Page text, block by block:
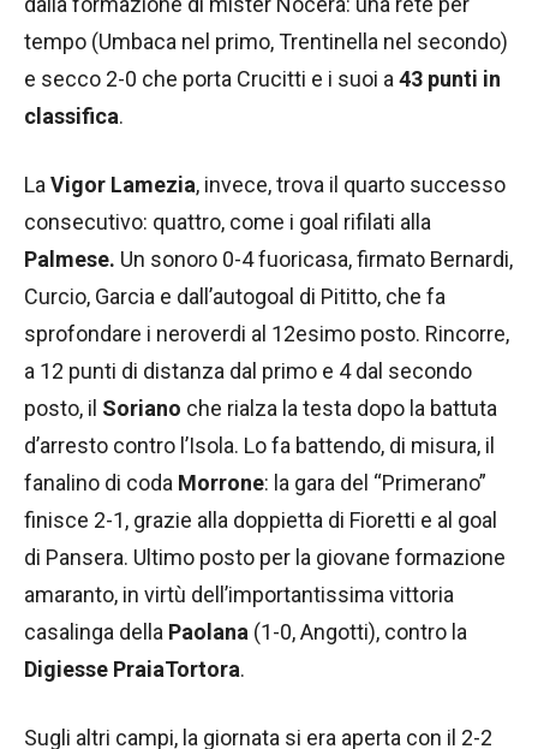
tempo (Umbaca nel primo, Trentinella nel secondo)
e secco 2-0 che porta Crucitti e i suoi a43 punti in
classifica.
LaVigor Lamezia, invece, trova il quarto successo
consecutivo: quattro, come i goal rifilati alla
Palmese. Un sonoro 0-4 fuoricasa, firmato Bernardi,
Curcio, Garcia e dall’autogoal di Pititto, che fa
sprofondare i neroverdi al 12esimo posto. Rincorre,
a 12 punti di distanza dal primo e 4 dal secondo
posto, il Soriano che rialza la testa dopo la battuta
d’arresto contro l’Isola. Lo fa battendo, di misura, il
fanalino di coda Morrone: la gara del “Primerano”
finisce 2-1, grazie alla doppietta di Fioretti e al goal
di Pansera. Ultimo posto per la giovane formazione
amaranto, in virtù dell’importantissima vittoria
casalinga della Paolana (1-0, Angotti), contro la
Digiesse PraiaTortora.
Sugli altri campi, la giornata si era aperta con il 2-2